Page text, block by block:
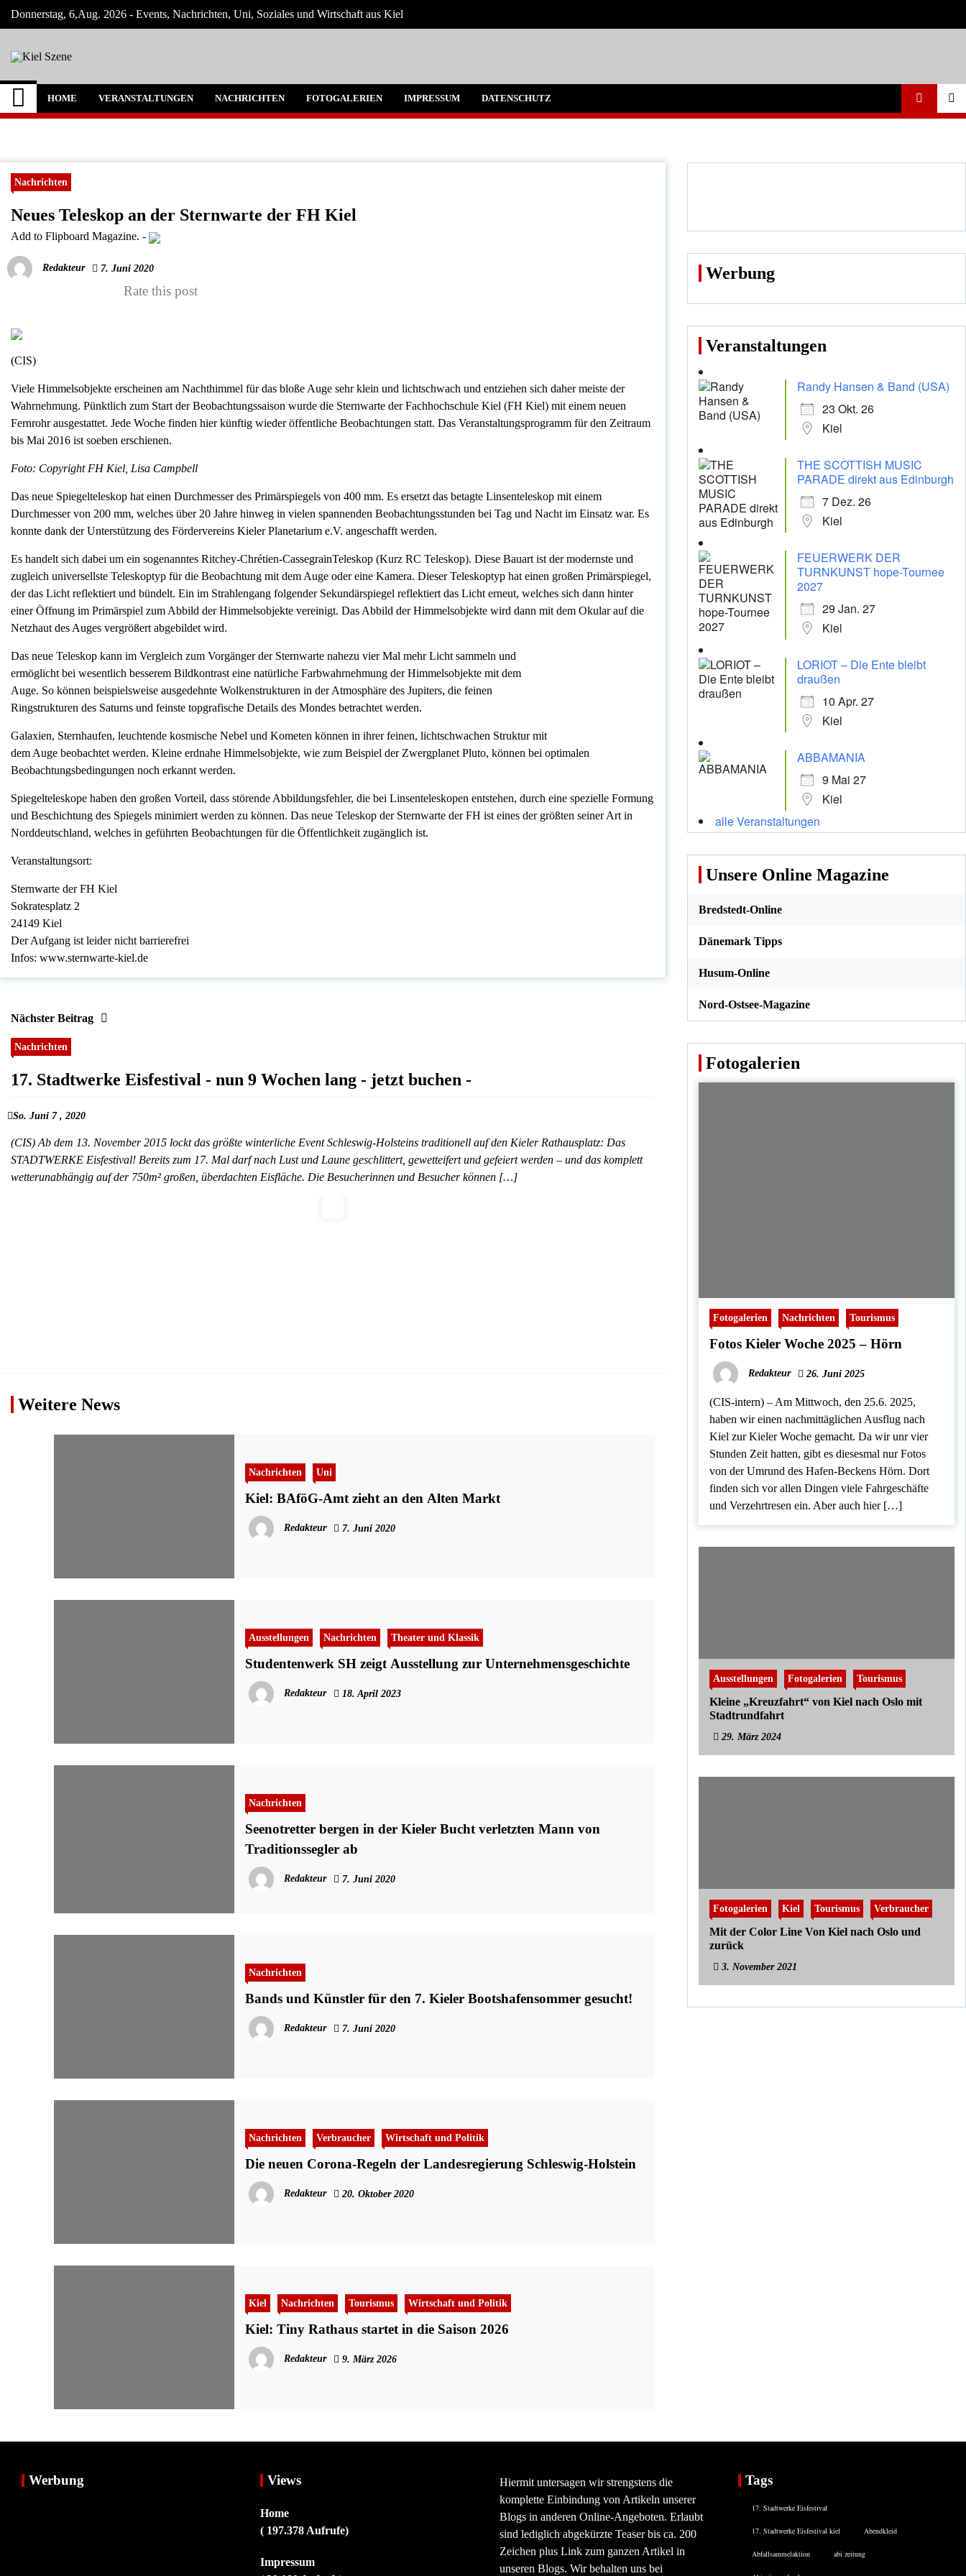
Skip
Donnerstag, 6,Aug. 2026 - Events, Nachrichten, Uni, Soziales und Wirtschaft aus Kiel
Kiel Szene
Neuigkeiten und Nachrichten aus Kiel und Umgebung
HOME VERANSTALTUNGEN NACHRICHTEN FOTOGALERIEN IMPRESSUM DATENSCHUTZ
Nachrichten
Neues Teleskop an der Sternwarte der FH Kiel
Add to Flipboard Magazine. -
Redakteur 7. Juni 2020
Rate this post
(CIS)
Viele Himmelsobjekte erscheinen am Nachthimmel für das bloße Auge sehr klein und lichtschwach und entziehen sich daher meiste der
Wahrnehmung. Pünktlich zum Start der Beobachtungssaison wurde die Sternwarte der Fachhochschule Kiel (FH Kiel) mit einem neuen
Fernrohr ausgestattet. Jede Woche finden hier künftig wieder öffentliche Beobachtungen statt. Das Veranstaltungsprogramm für den Zeitraum
bis Mai 2016 ist soeben erschienen.
Foto: Copyright FH Kiel, Lisa Campbell
Das neue Spiegelteleskop hat einen Durchmesser des Primärspiegels von 400 mm. Es ersetzt das betagte Linsenteleskop mit einem
Durchmesser von 200 mm, welches über 20 Jahre hinweg in vielen spannenden Beobachtungsstunden bei Tag und Nacht im Einsatz war. Es
konnte dank der Unterstützung des Fördervereins Kieler Planetarium e.V. angeschafft werden.
Es handelt sich dabei um ein sogenanntes Ritchey-Chrétien-CassegrainTeleskop (Kurz RC Teleskop). Diese Bauart ist der modernste und
zugleich universellste Teleskoptyp für die Beobachtung mit dem Auge oder eine Kamera. Dieser Teleskoptyp hat einen großen Primärspiegel,
der das Licht reflektiert und bündelt. Ein im Strahlengang folgender Sekundärspiegel reflektiert das Licht erneut, welches sich dann hinter
einer Öffnung im Primärspiel zum Abbild der Himmelsobjekte vereinigt. Das Abbild der Himmelsobjekte wird dann mit dem Okular auf die
Netzhaut des Auges vergrößert abgebildet wird.
Das neue Teleskop kann im Vergleich zum Vorgänger der Sternwarte nahezu vier Mal mehr Licht sammeln und
ermöglicht bei wesentlich besserem Bildkontrast eine natürliche Farbwahrnehmung der Himmelsobjekte mit dem
Auge. So können beispielsweise ausgedehnte Wolkenstrukturen in der Atmosphäre des Jupiters, die feinen
Ringstrukturen des Saturns und feinste topgrafische Details des Mondes betrachtet werden.
Galaxien, Sternhaufen, leuchtende kosmische Nebel und Kometen können in ihrer feinen, lichtschwachen Struktur mit
dem Auge beobachtet werden. Kleine erdnahe Himmelsobjekte, wie zum Beispiel der Zwergplanet Pluto, können bei optimalen
Beobachtungsbedingungen noch erkannt werden.
Spiegelteleskope haben den großen Vorteil, dass störende Abbildungsfehler, die bei Linsenteleskopen entstehen, durch eine spezielle Formung
und Beschichtung des Spiegels minimiert werden zu können. Das neue Teleskop der Sternwarte der FH ist eines der größten seiner Art in
Norddeutschland, welches in geführten Beobachtungen für die Öffentlichkeit zugänglich ist.
Veranstaltungsort:
Sternwarte der FH Kiel
Sokratesplatz 2
24149 Kiel
Der Aufgang ist leider nicht barrierefrei
Infos: www.sternwarte-kiel.de
Nächster Beitrag
Nachrichten
17. Stadtwerke Eisfestival - nun 9 Wochen lang - jetzt buchen -
So. Juni 7 , 2020
(CIS) Ab dem 13. November 2015 lockt das größte winterliche Event Schleswig-Holsteins traditionell auf den Kieler Rathausplatz: Das
STADTWERKE Eisfestival! Bereits zum 17. Mal darf nach Lust und Laune geschlittert, gewetteifert und gefeiert werden – und das komplett
wetterunabhängig auf der 750m² großen, überdachten Eisfläche. Die Besucherinnen und Besucher können […]
Weitere News
Nachrichten Uni
Kiel: BAföG-Amt zieht an den Alten Markt
Redakteur 7. Juni 2020
Ausstellungen Nachrichten Theater und Klassik
Studentenwerk SH zeigt Ausstellung zur Unternehmensgeschichte
Redakteur 18. April 2023
Nachrichten
Seenotretter bergen in der Kieler Bucht verletzten Mann von
Traditionssegler ab
Redakteur 7. Juni 2020
Nachrichten
Bands und Künstler für den 7. Kieler Bootshafensommer gesucht!
Redakteur 7. Juni 2020
Nachrichten Verbraucher Wirtschaft und Politik
Die neuen Corona-Regeln der Landesregierung Schleswig-Holstein
Redakteur 20. Oktober 2020
Kiel Nachrichten Tourismus Wirtschaft und Politik
Kiel: Tiny Rathaus startet in die Saison 2026
Redakteur 9. März 2026
Werbung
Veranstaltungen
Randy Hansen & Band (USA)
23 Okt. 26
Kiel
THE SCOTTISH MUSIC
PARADE direkt aus Edinburgh
7 Dez. 26
Kiel
FEUERWERK DER
TURNKUNST hope-Tournee
2027
29 Jan. 27
Kiel
LORIOT – Die Ente bleibt
draußen
10 Apr. 27
Kiel
ABBAMANIA
9 Mai 27
Kiel
alle Veranstaltungen
Unsere Online Magazine
Bredstedt-Online
Dänemark Tipps
Husum-Online
Nord-Ostsee-Magazine
Fotogalerien
Fotogalerien Nachrichten Tourismus
Fotos Kieler Woche 2025 – Hörn
Redakteur 26. Juni 2025
(CIS-intern) – Am Mittwoch, den 25.6. 2025,
haben wir einen nachmittäglichen Ausflug nach
Kiel zur Kieler Woche gemacht. Da wir unr vier
Stunden Zeit hatten, gibt es diesesmal nur Fotos
von der Umrund des Hafen-Beckens Hörn. Dort
finden sich vor allen Dingen viele Fahrgeschäfte
und Verzehrtresen ein. Aber auch hier […]
Ausstellungen Fotogalerien Tourismus
Kleine „Kreuzfahrt“ von Kiel nach Oslo mit
Stadtrundfahrt
29. März 2024
Fotogalerien Kiel Tourismus Verbraucher
Mit der Color Line Von Kiel nach Oslo und
zurück
3. November 2021
Werbung Views
Home
( 197.378 Aufrufe)
Impressum
Hiermit untersagen wir strengstens die
komplette Einbindung von Artikeln unserer
Blogs in anderen Online-Angeboten. Erlaubt
sind lediglich abgekürzte Teaser bis ca. 200
Zeichen plus Link zum ganzen Artikel in
unseren Blogs. Wir behalten uns bei
Tags
17. Stadtwerke Eisfestival
17. Stadtwerke Eisfestival kiel Abendkleid
Abfallsammelaktion abi zeitung